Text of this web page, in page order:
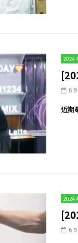
2024
6
近期
2024
6